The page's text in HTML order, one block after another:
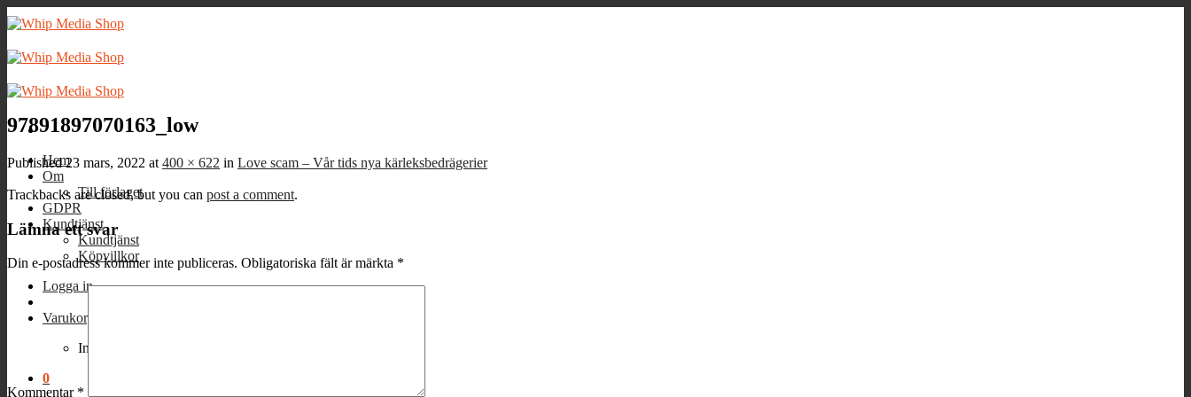
Skip
to
Hem
Om
Till förlaget
GDPR
Kundtjänst
Kundtjänst
Köpvillkor
Logga in
Varukorg /
Inga produkter i varukorgen.
0
97891897070163_low
Published23 mars, 2022 at 400 × 622 in Love scam – Vår tids nya kärleksbedrägerier
Trackbacks are closed, but you can post a comment.
Lämna ett svar
Din e-postadress kommer inte publiceras. Obligatoriska fält är märkta *
Kommentar *